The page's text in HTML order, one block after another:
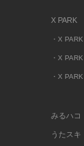
X PARK
・X
・X
・X
みるハコ
うたスキ